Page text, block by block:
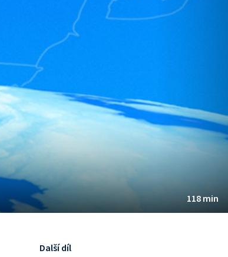
118 min
Další díl